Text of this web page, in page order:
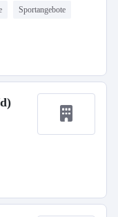
Sportangebote